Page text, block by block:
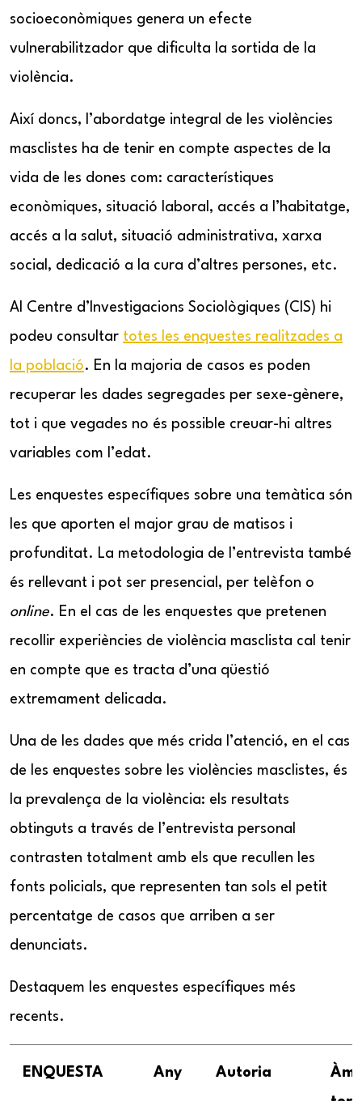
socioeconòmiques genera un efecte
vulnerabilitzador que dificulta la sortida de la
violència.
Així doncs, l’abordatge integral de les violències
masclistes ha de tenir en compte aspectes de la
vida de les dones com: característiques
econòmiques, situació laboral, accés a l’habitatge,
accés a la salut, situació administrativa, xarxa
social, dedicació a la cura d’altres persones, etc.
Al Centre d’Investigacions Sociològiques (CIS) hi
podeu consultar totes les enquestes realitzades a
la població. En la majoria de casos es poden
recuperar les dades segregades per sexe-gènere,
tot i que vegades no és possible creuar-hi altres
variables com l’edat.
Les enquestes específiques sobre una temàtica són
les que aporten el major grau de matisos i
profunditat. La metodologia de l’entrevista també
és rellevant i pot ser presencial, per telèfon o
online. En el cas de les enquestes que pretenen
recollir experiències de violència masclista cal tenir
en compte que es tracta d’una qüestió
extremament delicada.
Una de les dades que més crida l’atenció, en el cas
de les enquestes sobre les violències masclistes, és
la prevalença de la violència: els resultats
obtinguts a través de l’entrevista personal
contrasten totalment amb els que recullen les
fonts policials, que representen tan sols el petit
percentatge de casos que arriben a ser
denunciats.
Destaquem les enquestes específiques més
recents.
ENQUESTA Any Autoria